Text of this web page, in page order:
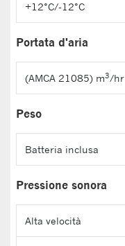
+12°C/-12°C
Portata d'aria
(AMCA 21085) m3/hr
Peso
Batteria inclusa
Pressione sonora
Alta velocità